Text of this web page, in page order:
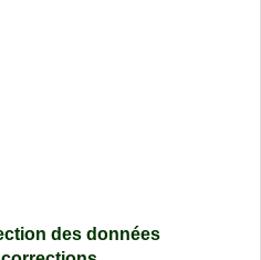
des données